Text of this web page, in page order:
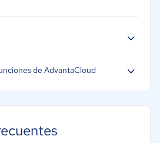
de AdvantaCloud
de suministro